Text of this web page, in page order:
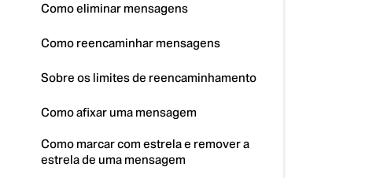
Como eliminar mensagens
Como reencaminhar mensagens
Sobre os limites de reencaminhamento
Como afixar uma mensagem
Como marcar com estrela e remover a
estrela de uma mensagem